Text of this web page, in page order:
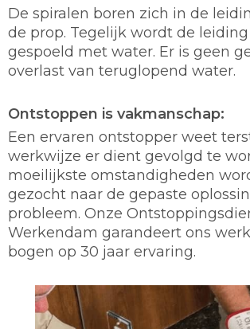
De spiralen boren zich in de
de prop. Tegelijk wordt de
gespoeld met water. Er is geen
overlast van teruglopend water.
Ontstoppen is vakmanschap:
Een ervaren ontstopper weet
werkwijze er dient gevolgd te
moeilijkste omstandigheden
gezocht naar de gepaste
probleem. Onze
Werkendam garandeert ons
bogen op 30 jaar ervaring.